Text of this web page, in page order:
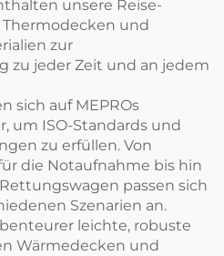
unsere Reise-
und
zur
zu jeder Zeit und an jedem
sich auf MEPROs
um ISO-Standards und
zu erfüllen. Von
die Notaufnahme bis hin
passen sich
Szenarien an.
leichte, robuste
Wärmedecken und